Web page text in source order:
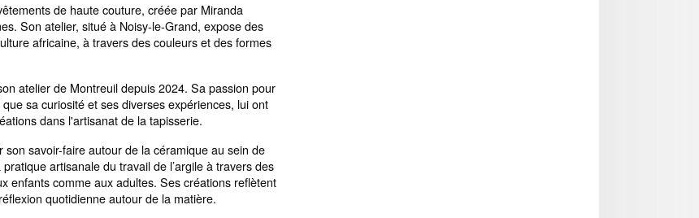
de haute couture, créée par Miranda
Son atelier, situé à Noisy-le-Grand, expose des
africaine, à travers des couleurs et des formes
atelier de Montreuil depuis 2024. Sa passion pour
sa curiosité et ses diverses expériences, lui ont
dans l'artisanat de la tapisserie.
savoir-faire autour de la céramique au sein de
artisanale du travail de l’argile à travers des
enfants comme aux adultes. Ses créations reflètent
quotidienne autour de la matière.